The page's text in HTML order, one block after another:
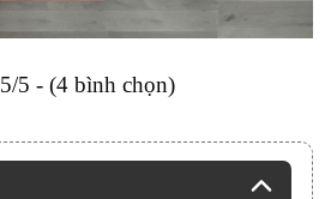
5/5 - (4 bình chọn)